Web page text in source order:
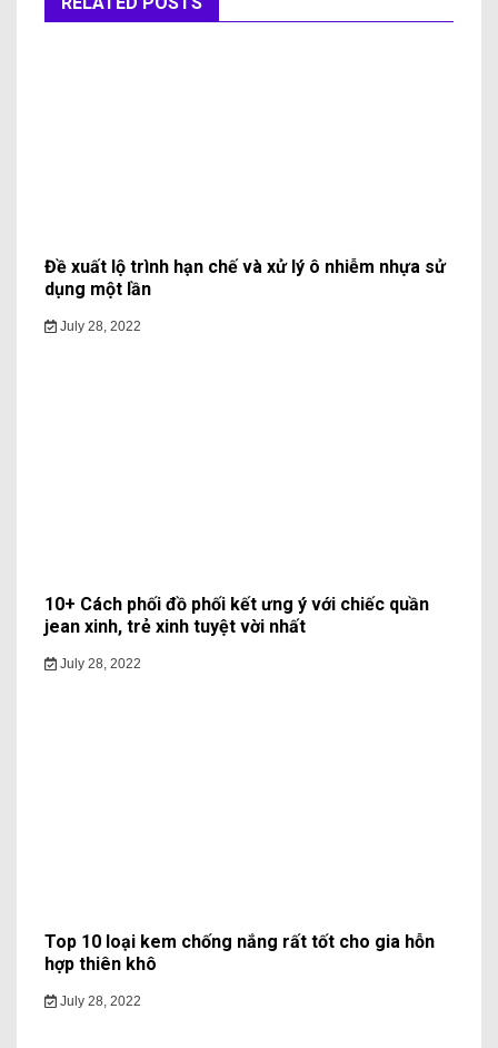
Đề xuất lộ trình hạn chế và xử lý ô nhiễm nhựa sử
dụng một lần
July 28, 2022
10+ Cách phối đồ phối kết ưng ý với chiếc quần
jean xinh, trẻ xinh tuyệt vời nhất
July 28, 2022
Top 10 loại kem chống nắng rất tốt cho gia hỗn
hợp thiên khô
July 28, 2022